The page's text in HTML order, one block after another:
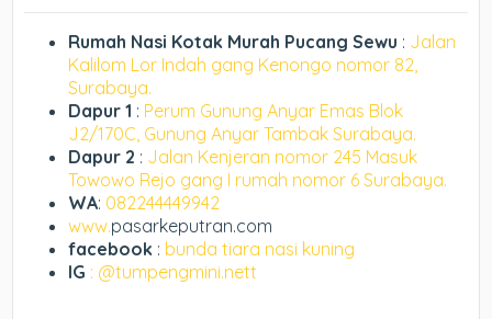
Rumah Nasi Kotak Murah Pucang Sewu : Jalan
Kalilom Lor Indah gang Kenongo nomor 82,
Surabaya.
Dapur 1 : Perum Gunung Anyar Emas Blok
J2/170C, Gunung Anyar Tambak Surabaya.
Dapur 2 : Jalan Kenjeran nomor 245 Masuk
Towowo Rejo gang I rumah nomor 6 Surabaya.
WA: 082244449942
www.pasarkeputran.com
facebook : bunda tiara nasi kuning
IG : @tumpengmini.nett